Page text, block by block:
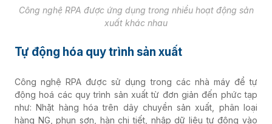
Công nghệ RPA được ứng dụng trong nhiều hoạt động sản
xuất khác nhau
Tự động hóa quy trình sản xuất
Công nghệ RPA được sử dụng trong các nhà máy để tự
động hoá các quy trình sản xuất từ đơn giản đến phức tạp
như: Nhặt hàng hóa trên dây chuyền sản xuất, phân loại
hàng NG, phun sơn, hàn chi tiết, nhập dữ liệu tự động vào